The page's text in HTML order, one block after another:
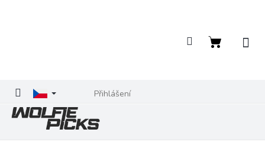
Přihlášení
Nákupní